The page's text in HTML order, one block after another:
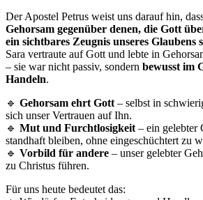
Der Apostel Petrus weist uns darauf hin,
Gehorsam gegenüber denen, die Gott
ein sichtbares Zeugnis unseres Glaubens
Sara vertraute auf Gott und lebte in
– sie war nicht passiv, sondern bewusst im
Handeln.
🔹 Gehorsam ehrt Gott – selbst in
sich unser Vertrauen auf Ihn.
🔹 Mut und Furchtlosigkeit – ein gelebter
standhaft bleiben, ohne eingeschüchtert zu
🔹 Vorbild für andere – unser gelebter
zu Christus führen.
Für uns heute bedeutet das: